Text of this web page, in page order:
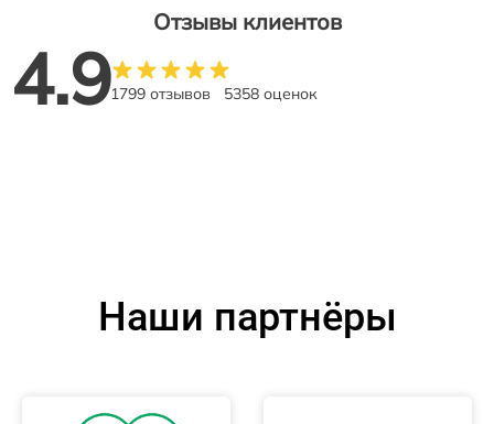
Отзывы клиентов
4.91799 отзывов 5358 оценок
Наши партнёры